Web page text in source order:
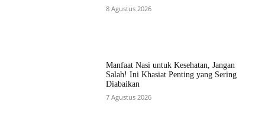
8 Agustus 2026
Manfaat Nasi untuk Kesehatan, Jangan
Salah! Ini Khasiat Penting yang Sering
Diabaikan
7 Agustus 2026